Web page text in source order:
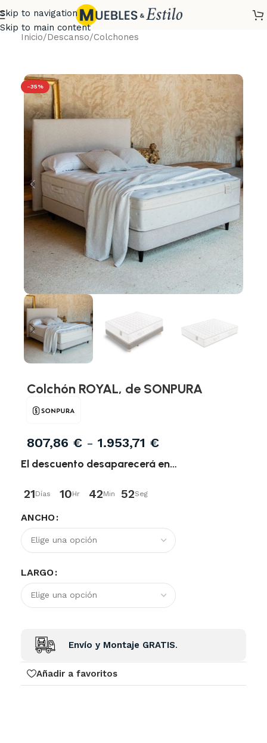
Skip to navigation
Skip to main content
Inicio/Descanso/Colchones
-35%
Colchón ROYAL, de SONPURA
807,86 € - 1.953,71 €
El descuento desaparecerá en…
21Días 10Hr 42Min 52Seg
ANCHO
LARGO
Envío y Montaje GRATIS.
Añadir a favoritos